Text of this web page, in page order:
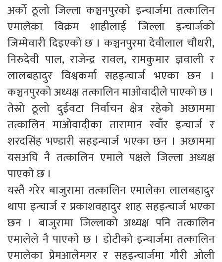
अर्को ठूलो जिल्ला कञ्चनपुरको इन्चार्जमा तत्कालिन
एमालेका विक्रम शाहीलाई जिल्ला इन्चार्जको
जिम्मेवारी दिइएको छ । कञ्चनपुरमा देवीलाल चौधरी,
निरुदेवी पाल, राजेन्द्र रावल, रामकुमार ज्ञवाली र
लालबहादुर विश्वकर्मा सहइन्चार्ज भएका छन ।
कञ्चनपुरको अध्यक्ष तत्कालिन माओवादीले पाएको छ ।
तेस्रो ठूलो दुईवटा निर्वाचन क्षेत्र रहेको अछाममा
तत्कालिन माओवादीका तारामान स्वाँर इन्चार्ज र
शरदसिंह भण्डारी सहइन्चार्ज भएका छन । अछाममा
यसअघि नै तत्कालिन एमाले पक्षले जिल्ला अध्यक्ष
पाएको छ ।
यस्तै गरेर बाजुरामा तत्कालिन एमालेका लालबहादुर
थापा इन्चार्ज र प्रकाशवहादुर शाह सहइन्चार्ज भएका
छन । बाजुरामा जिल्लाको अध्यक्ष पनि तत्कालिन
एमालेले नै पाएको छ । डोटीको इन्चार्जमा तत्कालिन
एमालेका प्रेमआलेमगर र सहइन्चार्जमा गौरी ओली